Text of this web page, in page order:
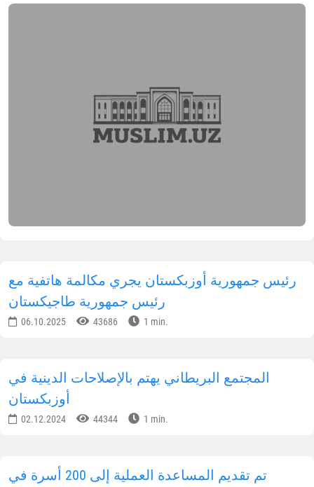
رئيس جمهورية أوزبكستان يجري مكالمة هاتفية مع
رئيس جمهورية طاجيكستان
06.10.2025 43686 1 min.
المجتمع البريطاني يهتم بالإصلاحات الدينية في
أوزبكستان
02.12.2024 44344 1 min.
تم تقديم المساعدة العملية إلى 200 أسرة في